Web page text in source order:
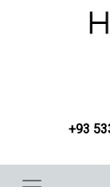
Pasar al contenido
+93